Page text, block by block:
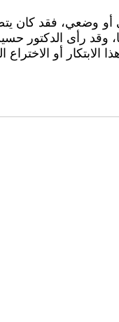
أو وضعي، فقد كان
وقد رأى الدكتور
الابتكار أو